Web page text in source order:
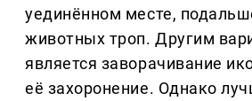
уединённом месте,
животных троп. Другим
является заворачивание
её захоронение. Однако